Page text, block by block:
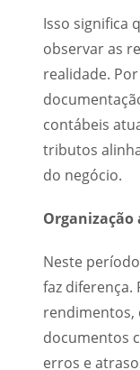
Isso significa
observar as
realidade.
contábeis
tributos
do negócio.
Neste
faz diferença.
rendimentos,
documentos
erros e